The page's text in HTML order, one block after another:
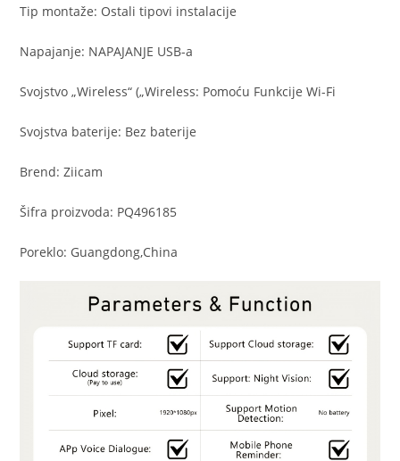
Tip montaže: Ostali tipovi instalacije
Napajanje: NAPAJANJE USB-a
Svojstvo „Wireless“ („Wireless: Pomoću Funkcije Wi-Fi
Svojstva baterije: Bez baterije
Brend: Ziicam
Šifra proizvoda: PQ496185
Poreklo: Guangdong,China